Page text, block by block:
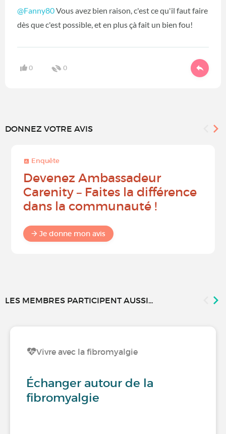
@Fanny80Vous avez bien raison, c'est ce qu'il faut faire
dès que c'est possible, et en plus çà fait un bien fou!
0 0
DONNEZ VOTRE AVIS
Enquête
Devenez Ambassadeur
Carenity – Faites la différence
dans la communauté !
Je donne mon avis
LES MEMBRES PARTICIPENT AUSSI...
Vivre avec la fibromyalgie
Échanger autour de la
fibromyalgie